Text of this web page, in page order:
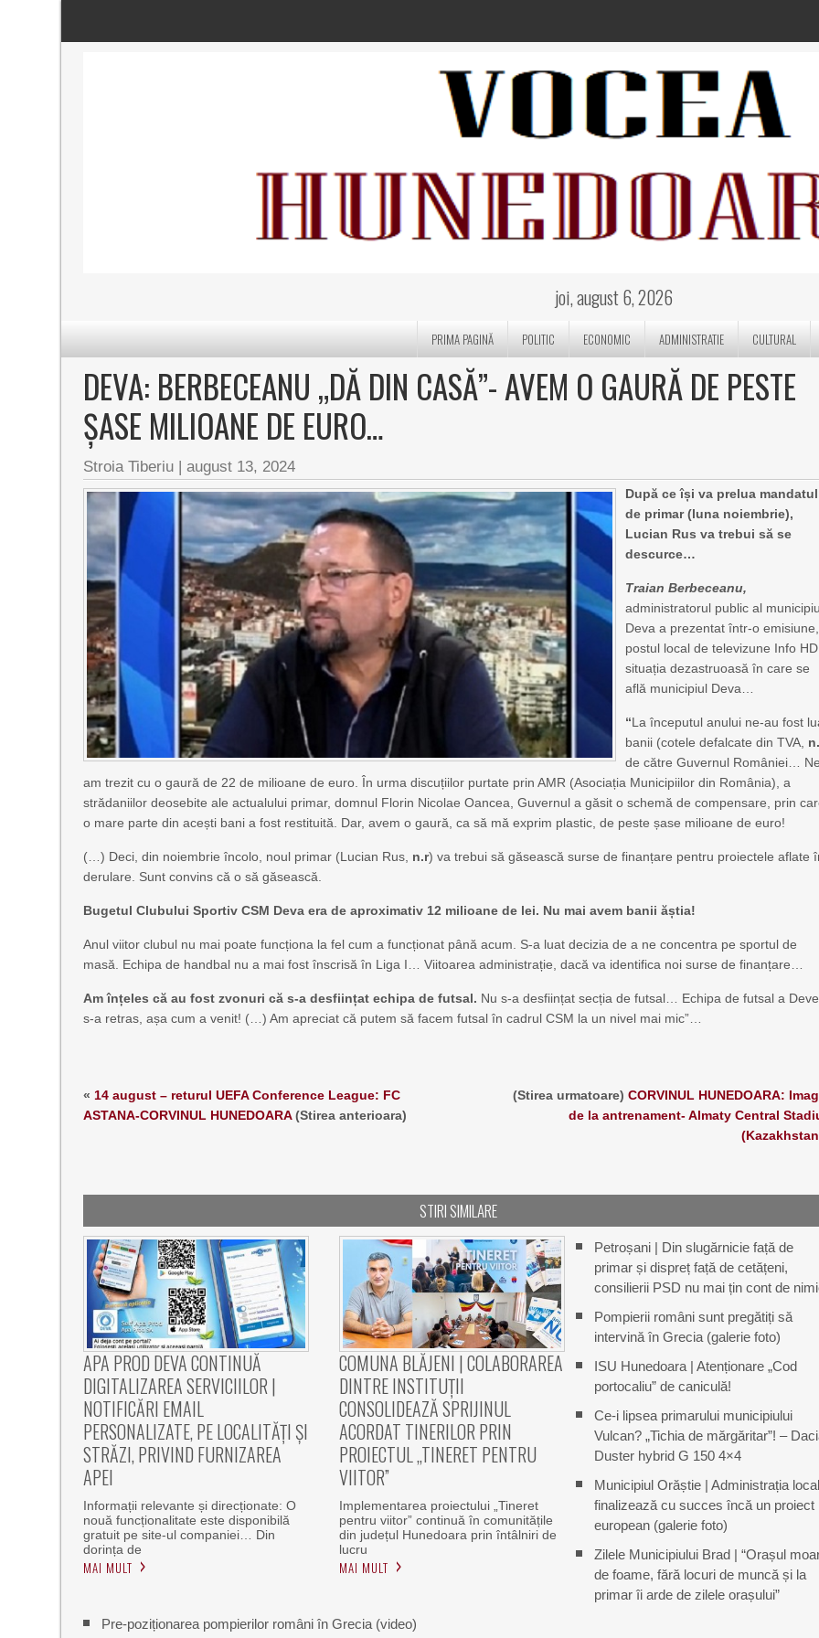
joi, august 6, 2026
PRIMA PAGINĂ POLITIC ECONOMIC ADMINISTRATIE CULTURAL
DEVA: BERBECEANU „DĂ DIN CASĂ”- AVEM O GAURĂ DE PESTE
ȘASE MILIOANE DE EURO…
Stroia Tiberiu |august 13, 2024
După ce își va prelua mandatul
de primar (luna noiembrie),
Lucian Rus va trebui să se
descurce…
Traian Berbeceanu,
administratorul public al
Deva a prezentat într-o
postul local de televizune Info HD,
situația dezastruoasă în care se
află municipiul Deva…
“La începutul anului ne-au fost
banii (cotele defalcate din TVA,
de către Guvernul României…
am trezit cu o gaură de 22 de milioane de euro. În urma discuțiilor purtate prin AMR (Asociația Municipiilor din România), a
strădaniilor deosebite ale actualului primar, domnul Florin Nicolae Oancea, Guvernul a găsit o schemă de compensare, prin
o mare parte din acești bani a fost restituită. Dar, avem o gaură, ca să mă exprim plastic, de peste șase milioane de euro!
(…) Deci, din noiembrie încolo, noul primar (Lucian Rus, n.r) va trebui să găsească surse de finanțare pentru proiectele aflate
derulare. Sunt convins că o să găsească.
Bugetul Clubului Sportiv CSM Deva era de aproximativ 12 milioane de lei. Nu mai avem banii ăștia!
Anul viitor clubul nu mai poate funcționa la fel cum a funcționat până acum. S-a luat decizia de a ne concentra pe sportul de
masă. Echipa de handbal nu a mai fost înscrisă în Liga I… Viitoarea administrație, dacă va identifica noi surse de finanțare…
Am înțeles că au fost zvonuri că s-a desființat echipa de futsal. Nu s-a desființat secția de futsal… Echipa de futsal a
s-a retras, așa cum a venit! (…) Am apreciat că putem să facem futsal în cadrul CSM la un nivel mai mic”…
« 14 august – returul UEFA Conference League: FC
ASTANA-CORVINUL HUNEDOARA(Stirea anterioara)
(Stirea urmatoare) CORVINUL HUNEDOARA:
de la antrenament- Almaty Central
STIRI SIMILARE
APA PROD DEVA CONTINUĂ
DIGITALIZAREA SERVICIILOR |
NOTIFICĂRI EMAIL
PERSONALIZATE, PE LOCALITĂȚI ȘI
STRĂZI, PRIVIND FURNIZAREA
APEI
Informații relevante și direcționate: O
nouă funcționalitate este disponibilă
gratuit pe site-ul companiei… Din
dorința de
MAI MULT
COMUNA BLĂJENI | COLABORAREA
DINTRE INSTITUȚII
CONSOLIDEAZĂ SPRIJINUL
ACORDAT TINERILOR PRIN
PROIECTUL „TINERET PENTRU
VIITOR”
Implementarea proiectului „Tineret
pentru viitor” continuă în comunitățile
din județul Hunedoara prin întâlniri de
lucru
MAI MULT
Petroșani | Din slugărnicie față de
primar și dispreț față de cetățeni,
consilierii PSD nu mai țin cont de
Pompierii români sunt pregătiți să
intervină în Grecia (galerie foto)
ISU Hunedoara | Atenționare „Cod
portocaliu” de caniculă!
Ce-i lipsea primarului municipiului
Vulcan? „Tichia de mărgăritar”! –
Duster hybrid G 150 4×4
Municipiul Orăștie | Administrația
finalizează cu succes încă un proiect
european (galerie foto)
Zilele Municipiului Brad | “Orașul
de foame, fără locuri de muncă și la
primar îi arde de zilele orașului”
Pre-poziționarea pompierilor români în Grecia (video)